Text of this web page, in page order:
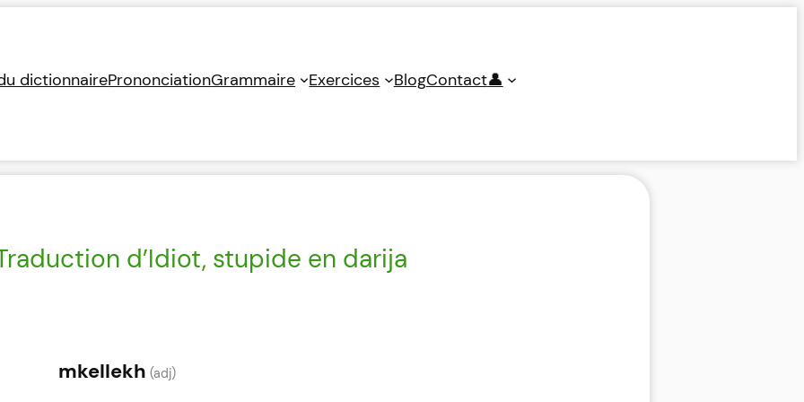
dictionnairePrononciationGrammaire Exercices BlogContact👤
d’Idiot, stupide en darija
mkellekh (adj)